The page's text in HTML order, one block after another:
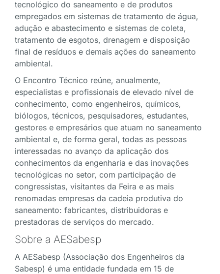
tecnológico do saneamento e de produtos
empregados em sistemas de tratamento de água,
adução e abastecimento e sistemas de coleta,
tratamento de esgotos, drenagem e disposição
final de resíduos e demais ações do saneamento
ambiental.
O Encontro Técnico reúne, anualmente,
especialistas e profissionais de elevado nível de
conhecimento, como engenheiros, químicos,
biólogos, técnicos, pesquisadores, estudantes,
gestores e empresários que atuam no saneamento
ambiental e, de forma geral, todas as pessoas
interessadas no avanço da aplicação dos
conhecimentos da engenharia e das inovações
tecnológicas no setor, com participação de
congressistas, visitantes da Feira e as mais
renomadas empresas da cadeia produtiva do
saneamento: fabricantes, distribuidoras e
prestadoras de serviços do mercado.
Sobre a AESabesp
A AESabesp (Associação dos Engenheiros da
Sabesp) é uma entidade fundada em 15 de